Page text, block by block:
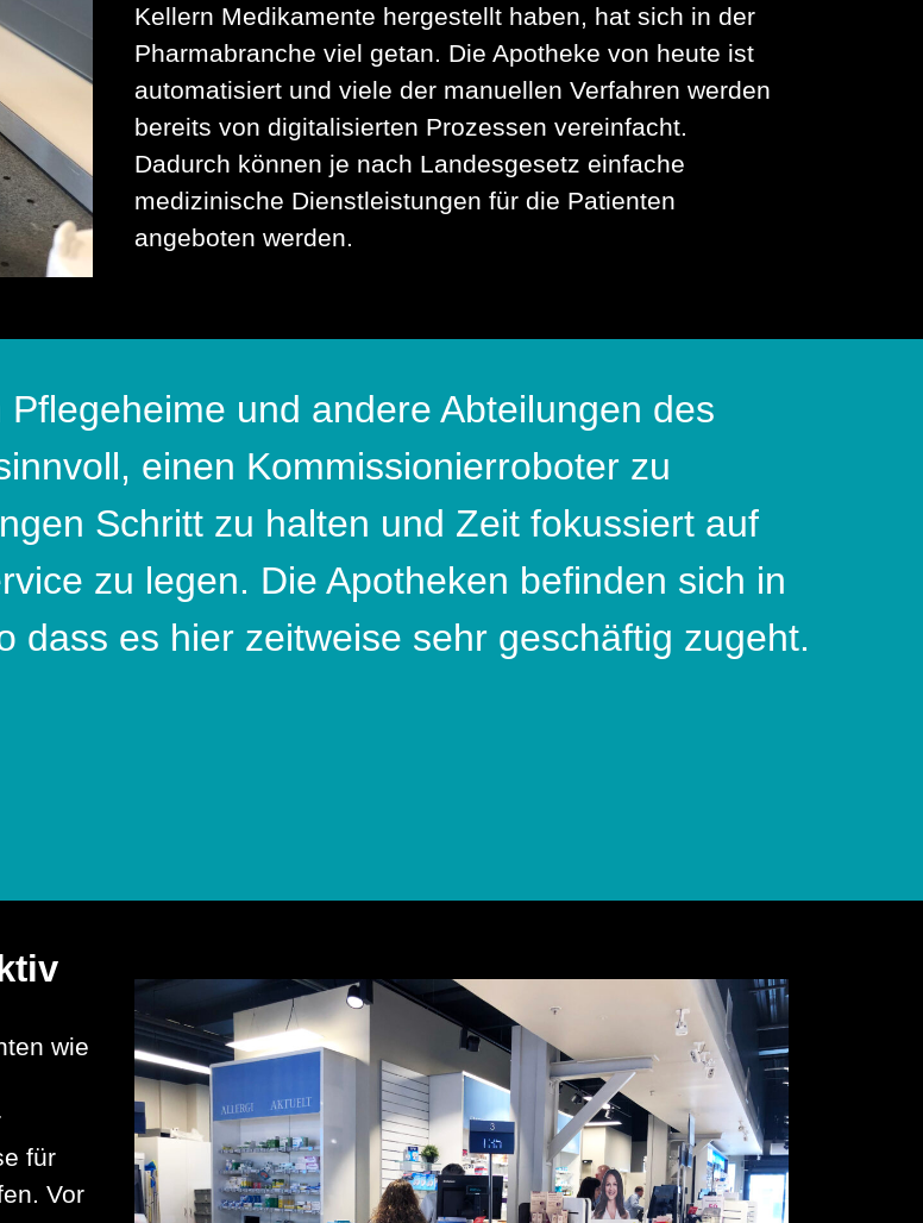
Kellern Medikamente hergestellt haben, hat sich in der
Pharmabranche viel getan. Die Apotheke von heute ist
automatisiert und viele der manuellen Verfahren werden
bereits von digitalisierten Prozessen vereinfacht.
Dadurch können je nach Landesgesetz einfache
medizinische Dienstleistungen für die Patienten
angeboten werden.
und andere Abteilungen des
einen Kommissionierroboter zu
Schritt zu halten und Zeit fokussiert auf
zu legen. Die Apotheken befinden sich in
dass es hier zeitweise sehr geschäftig zugeht.
wie
für
Vor